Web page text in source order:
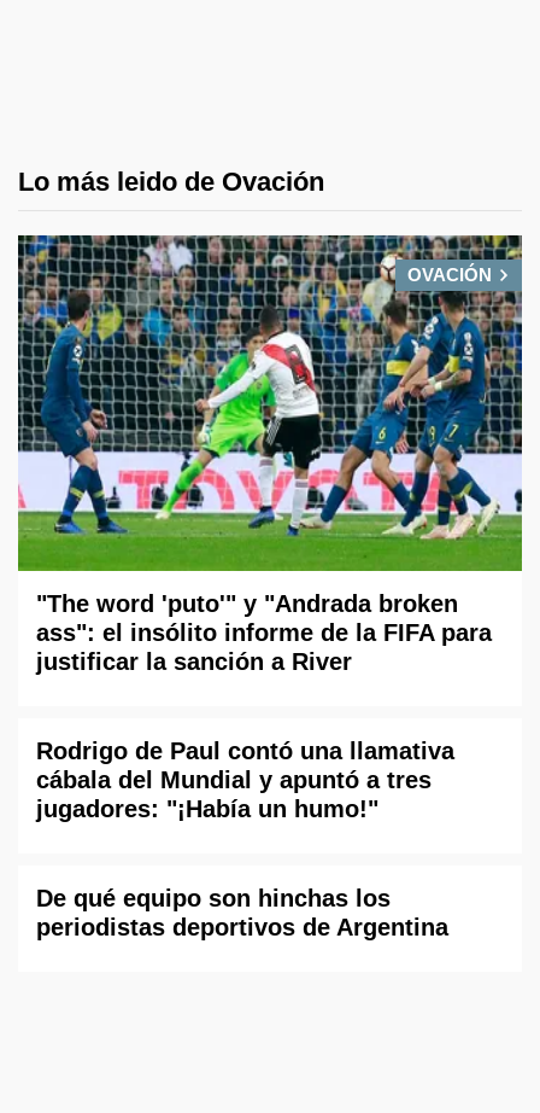
Lo más leido de Ovación
OVACIÓN
"The word 'puto'" y "Andrada broken
ass": el insólito informe de la FIFA para
justificar la sanción a River
Rodrigo de Paul contó una llamativa
cábala del Mundial y apuntó a tres
jugadores: "¡Había un humo!"
De qué equipo son hinchas los
periodistas deportivos de Argentina